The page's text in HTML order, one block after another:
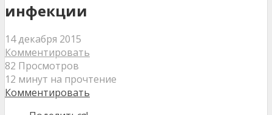
инфекции
14 декабря 2015
Комментировать
82 Просмотров
12 минут на прочтение
Комментировать